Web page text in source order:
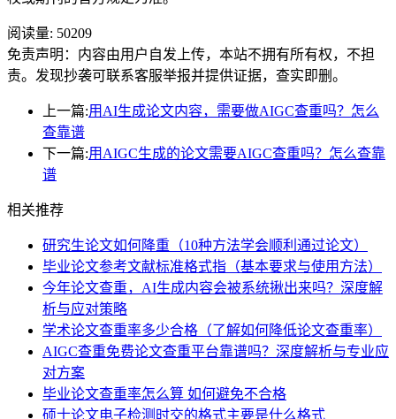
阅读量: 50209
免责声明：内容由用户自发上传，本站不拥有所有权，不担
责。发现抄袭可联系客服举报并提供证据，查实即删。
上一篇:用AI生成论文内容，需要做AIGC查重吗？怎么
查靠谱
下一篇:用AIGC生成的论文需要AIGC查重吗？怎么查靠
谱
相关推荐
研究生论文如何降重（10种方法学会顺利通过论文）
毕业论文参考文献标准格式指（基本要求与使用方法）
今年论文查重，AI生成内容会被系统揪出来吗？深度解
析与应对策略
学术论文查重率多少合格（了解如何降低论文查重率）
AIGC查重免费论文查重平台靠谱吗？深度解析与专业应
对方案
毕业论文查重率怎么算 如何避免不合格
硕士论文电子检测时交的格式主要是什么格式